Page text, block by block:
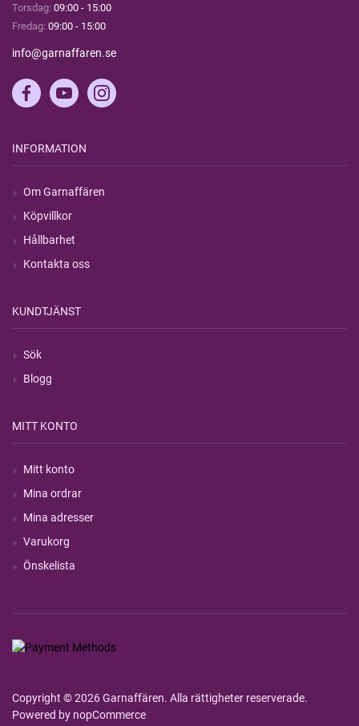
Torsdag: 09:00 - 15:00
Fredag: 09:00 - 15:00
info@garnaffaren.se
INFORMATION
Om Garnaffären
Köpvillkor
Hållbarhet
Kontakta oss
KUNDTJÄNST
Sök
Blogg
MITT KONTO
Mitt konto
Mina ordrar
Mina adresser
Varukorg
Önskelista
Copyright © 2026 Garnaffären. Alla rättigheter reserverade.
Powered by nopCommerce